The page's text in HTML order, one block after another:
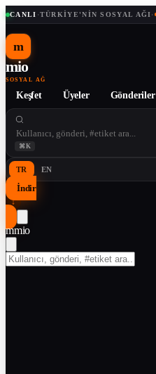
CANLI ·TÜRKIYE'NIN SOSYAL AĞI·
m
mio
SOSYAL AĞ
Keşfet Üyeler Gönderiler
⌘K
TR EN
İndir
↓
mmio